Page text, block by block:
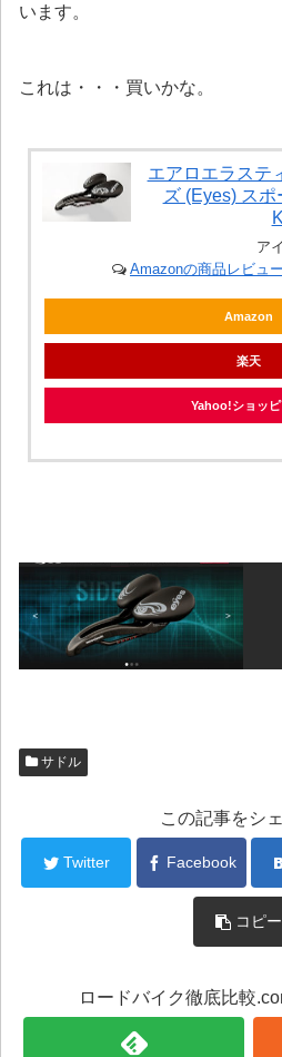
います。
これは・・・買いかな。
エアロエラステ
ズ (Eyes) ス
ア
Amazonの商品レビュ
Amazon
楽天
Yahoo!ショッ
サドル
この記事をシ
Twitter Facebook
コピー
ロードバイク徹底比較